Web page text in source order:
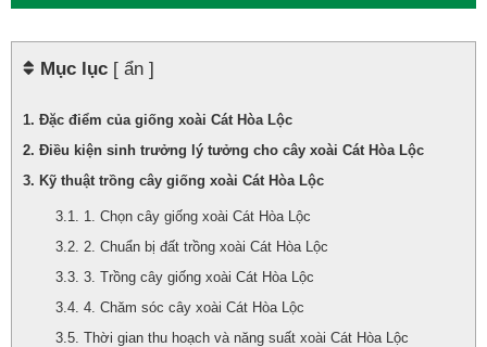
Mục lục [ ẩn ]
Đặc điểm của giống xoài Cát Hòa Lộc
Điều kiện sinh trưởng lý tưởng cho cây xoài Cát Hòa Lộc
Kỹ thuật trồng cây giống xoài Cát Hòa Lộc
1. Chọn cây giống xoài Cát Hòa Lộc
2. Chuẩn bị đất trồng xoài Cát Hòa Lộc
3. Trồng cây giống xoài Cát Hòa Lộc
4. Chăm sóc cây xoài Cát Hòa Lộc
Thời gian thu hoạch và năng suất xoài Cát Hòa Lộc